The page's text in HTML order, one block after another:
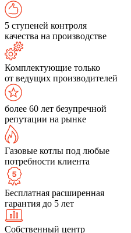
5 ступеней контроля
качества на производстве
Комплектующие только
от ведущих производителей
более 60 лет безупречной
репутации на рынке
Газовые котлы под любые
потребности клиента
Бесплатная расширенная
гарантия до 5 лет
Собственный центр